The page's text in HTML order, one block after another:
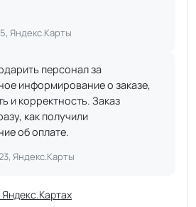
Яндекс.Карты
персонал за
информирование о заказе,
и корректность. Заказ
как получили
об оплате.
Яндекс.Карты